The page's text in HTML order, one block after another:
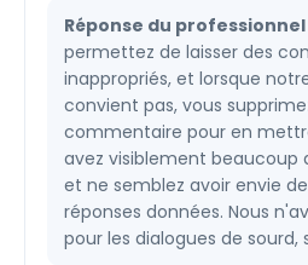
Réponse du professionnel
permettez de laisser des
inappropriés, et lorsque
convient pas, vous
commentaire pour en
avez visiblement beaucoup
et ne semblez avoir envie
réponses données. Nous
pour les dialogues de sourd,